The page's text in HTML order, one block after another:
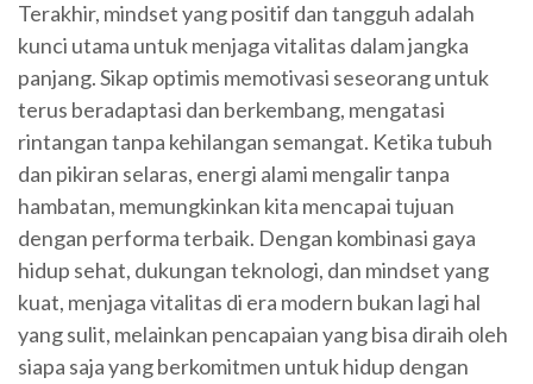
Terakhir, mindset yang positif dan tangguh adalah
kunci utama untuk menjaga vitalitas dalam jangka
panjang. Sikap optimis memotivasi seseorang untuk
terus beradaptasi dan berkembang, mengatasi
rintangan tanpa kehilangan semangat. Ketika tubuh
dan pikiran selaras, energi alami mengalir tanpa
hambatan, memungkinkan kita mencapai tujuan
dengan performa terbaik. Dengan kombinasi gaya
hidup sehat, dukungan teknologi, dan mindset yang
kuat, menjaga vitalitas di era modern bukan lagi hal
yang sulit, melainkan pencapaian yang bisa diraih oleh
siapa saja yang berkomitmen untuk hidup dengan